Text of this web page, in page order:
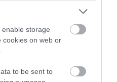
storage
cookies on web or
to be sent to
που
σε μία δεκαετία